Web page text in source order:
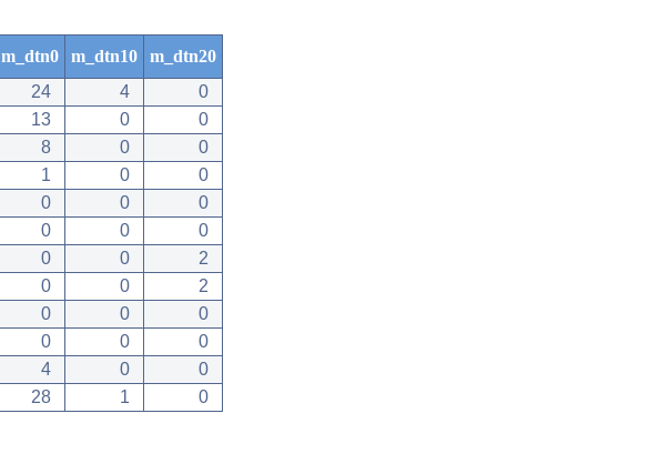
m_dtn0 m_dtn10
m_dtn20
24 4
0
13 0
0
8 0
0
1 0
0
0 0
0
0 0
0
0 0
2
0 0
2
0 0
0
0 0
0
4 0
0
28 1 0